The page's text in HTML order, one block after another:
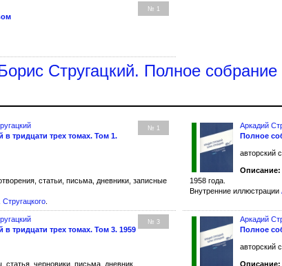
№ 1
Стругацкий. Полное
№ 1
тридцати трех томах. Том 1.
статьи, письма, дневники, записные
Стругацкого
Аркадий
Полное
авторский
Описание:
1958 года.
Внутренние иллюстрации
№ 3
тридцати трех томах. Том 3. 1959
статья, черновики, письма, дневник,
Аркадий
Полное
авторский
Описание: